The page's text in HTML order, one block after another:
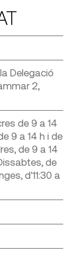
Delegació
2,
de 9 a 14
9 a 14 h i de
de 9 a 14
de
d'11:30 a